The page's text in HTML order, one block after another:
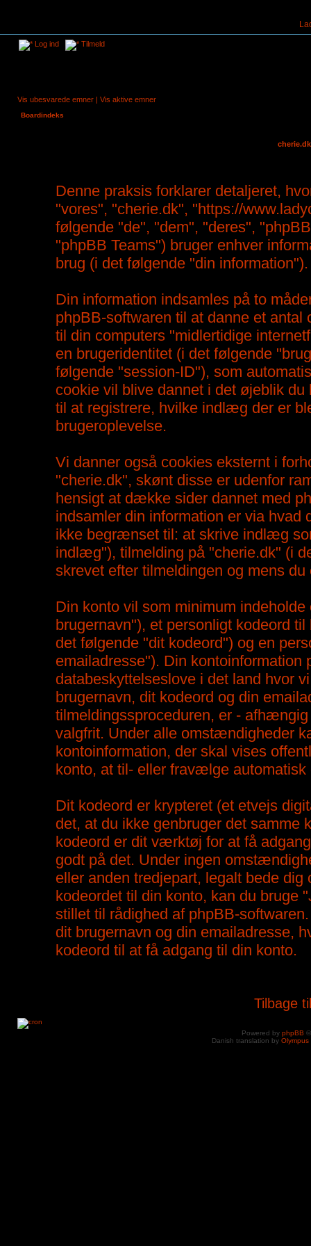
Log ind Tilmeld
Vis ubesvarede emner | Vis aktive emner
Boardindeks
Denne praksis forklarer detaljeret,
"vores", "cherie.dk", "https://
følgende "de", "dem", "deres",
"phpBB Teams") bruger enhver
brug (i det følgende "din information").
Din information indsamles på to
phpBB-softwaren til at danne et
til din computers "midlertidige
en brugeridentitet (i det følgende
følgende "session-ID"), som
cookie vil blive dannet i det øjeblik
til at registrere, hvilke indlæg der er
brugeroplevelse.
Vi danner også cookies eksternt i
"cherie.dk", skønt disse er udenfor
hensigt at dække sider dannet med
indsamler din information er via
ikke begrænset til: at skrive indlæg
indlæg"), tilmelding på "cherie.dk" (i
skrevet efter tilmeldingen og mens
Din konto vil som minimum
brugernavn"), et personligt kodeord
det følgende "dit kodeord") og en
emailadresse"). Din kontoinformation
databeskyttelseslove i det land hvor
brugernavn, dit kodeord og din
tilmeldingssproceduren, er -
valgfrit. Under alle omstændigheder
kontoinformation, der skal vises
konto, at til- eller fravælge
Dit kodeord er krypteret (et etvejs
det, at du ikke genbruger det samme
kodeord er dit værktøj for at få
godt på det. Under ingen
eller anden tredjepart, legalt bede
kodeordet til din konto, kan du bruge
stillet til rådighed af phpBB-
dit brugernavn og din emailadresse,
kodeord til at få adgang til din konto.
Tilbage
Powered by phpBB
Danish translation by Olympus